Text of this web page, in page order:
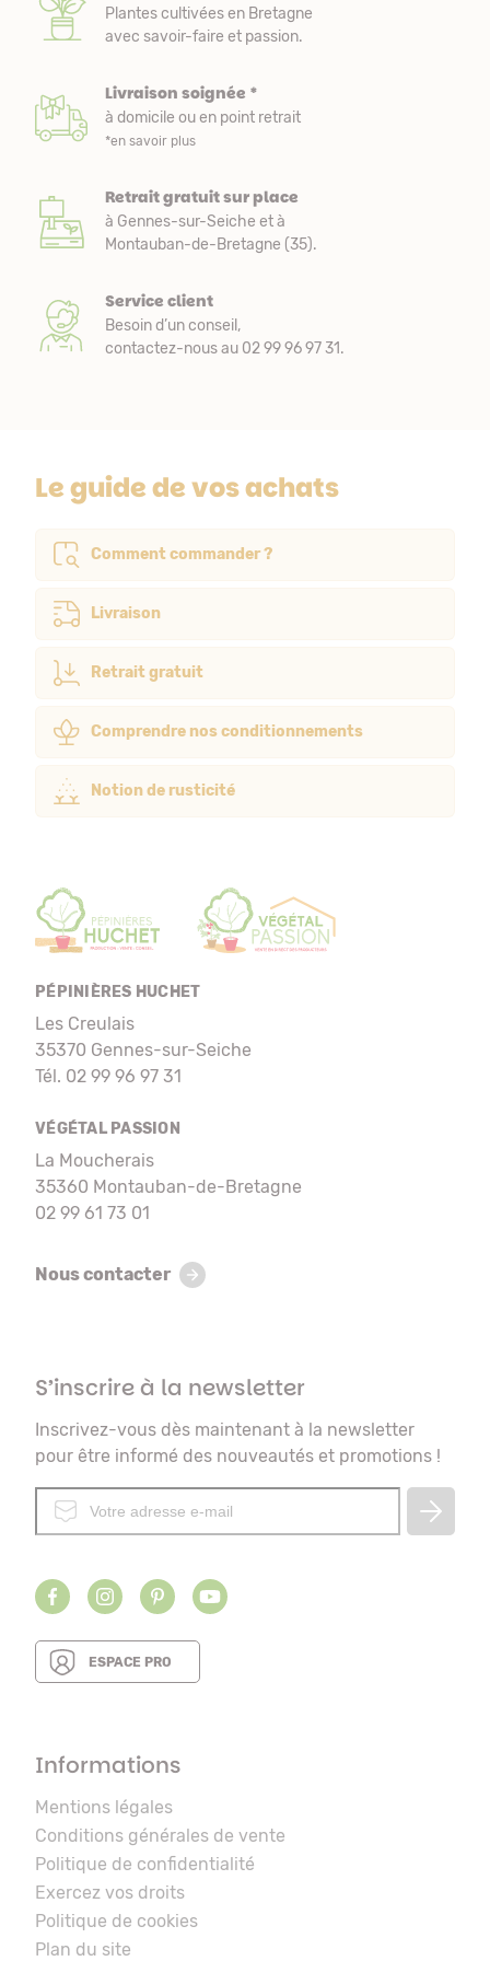
Plantes cultivées en Bretagne
avec savoir-faire et passion.
Livraison soignée *
à domicile ou en point retrait
*en savoir plus
Retrait gratuit sur place
à Gennes-sur-Seiche et à
Montauban-de-Bretagne (35).
Service client
Besoin d’un conseil,
contactez-nous au 02 99 96 97 31.
Le guide de vos achats
Comment commander ?
Livraison
Retrait gratuit
Comprendre nos conditionnements
Notion de rusticité
PÉPINIÈRES HUCHET
Les Creulais
35370 Gennes-sur-Seiche
Tél. 02 99 96 97 31
VÉGÉTAL PASSION
La Moucherais
35360 Montauban-de-Bretagne
02 99 61 73 01
Nous contacter
S’inscrire à la newsletter
Inscrivez-vous dès maintenant à la newsletter
pour être informé des nouveautés et promotions !
ESPACE PRO
Informations
Mentions légales
Conditions générales de vente
Politique de confidentialité
Exercez vos droits
Politique de cookies
Plan du site